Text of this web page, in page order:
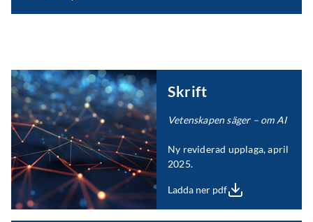
Skrift
Vetenskapen säger – om AI
Ny reviderad upplaga, april
2025.
Ladda ner pdf